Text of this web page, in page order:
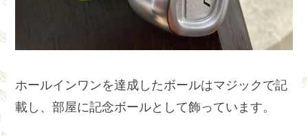
ホールインワンを達成したボールはマジックで記
載し、部屋に記念ボールとして飾っています。